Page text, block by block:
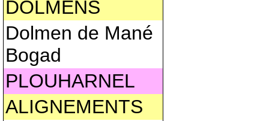
DOLMENS
Dolmen de Mané
Bogad
PLOUHARNEL
ALIGNEMENTS